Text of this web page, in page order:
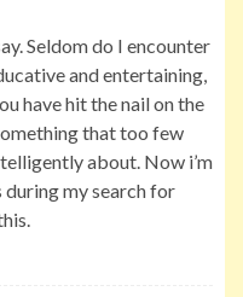
Seldom do I encounter
and entertaining,
have hit the nail on the
that too few
about. Now i’m
my search for